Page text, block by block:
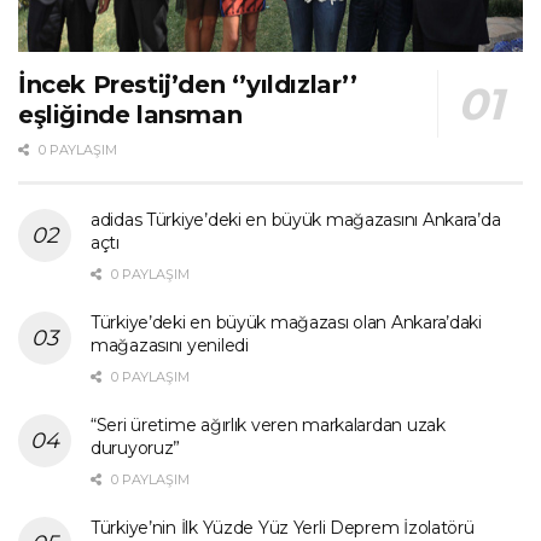
İncek Prestij’den ‘’yıldızlar’’
eşliğinde lansman
0 PAYLAŞIM
adidas Türkiye’deki en büyük mağazasını Ankara’da
açtı
0 PAYLAŞIM
Türkiye’deki en büyük mağazası olan Ankara’daki
mağazasını yeniledi
0 PAYLAŞIM
“Seri üretime ağırlık veren markalardan uzak
duruyoruz”
0 PAYLAŞIM
Türkiye’nin İlk Yüzde Yüz Yerli Deprem İzolatörü